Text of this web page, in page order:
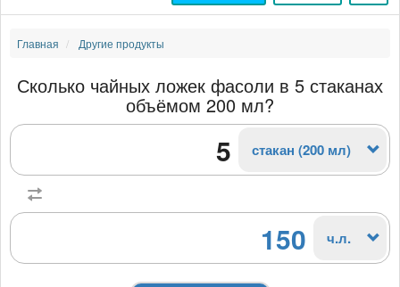
Главная Другие продукты
Сколько чайных ложек фасоли в 5 стаканах
объёмом 200 мл?
стакан (200 мл)
150 ч.л.